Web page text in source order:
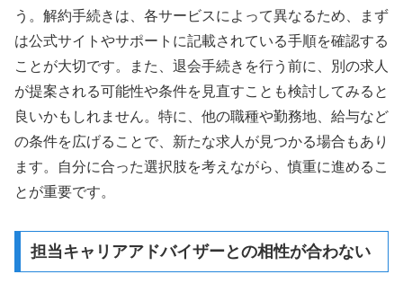
う。解約手続きは、各サービスによって異なるため、まず
は公式サイトやサポートに記載されている手順を確認する
ことが大切です。また、退会手続きを行う前に、別の求人
が提案される可能性や条件を見直すことも検討してみると
良いかもしれません。特に、他の職種や勤務地、給与など
の条件を広げることで、新たな求人が見つかる場合もあり
ます。自分に合った選択肢を考えながら、慎重に進めるこ
とが重要です。
担当キャリアアドバイザーとの相性が合わない